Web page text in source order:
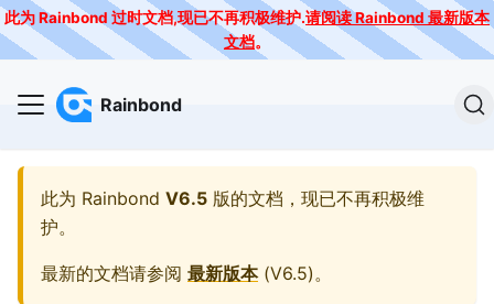
此为 Rainbond 过时文档,现已不再积极维护.请阅读 Rainbond 最新版本
文档。
Rainbond
此为 Rainbond V6.5 版的文档，现已不再积极维
护。
最新的文档请参阅 最新版本(V6.5)。